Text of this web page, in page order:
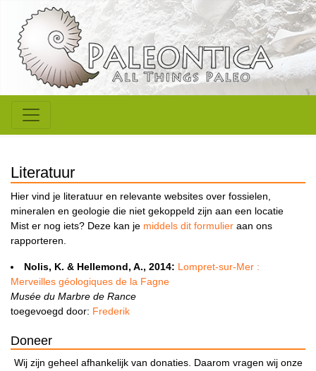
Literatuur
Hier vind je literatuur en relevante websites over fossielen,
mineralen en geologie die niet gekoppeld zijn aan een locatie
Mist er nog iets? Deze kan je middels dit formulier aan ons
rapporteren.
Nolis, K. & Hellemond, A., 2014: Lompret-sur-Mer :
Merveilles géologiques de la Fagne
Musée du Marbre de Rance
toegevoegd door: Frederik
Doneer
Wij zijn geheel afhankelijk van donaties. Daarom vragen wij onze